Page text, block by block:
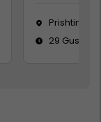
Prishtinë
29 Gusht